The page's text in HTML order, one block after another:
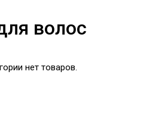
волос
нет товаров.